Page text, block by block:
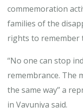
commemoration
families of the
rights to remember
‘‘No one can stop
remembrance. The
the same way’’ a
in Vavuniya said.